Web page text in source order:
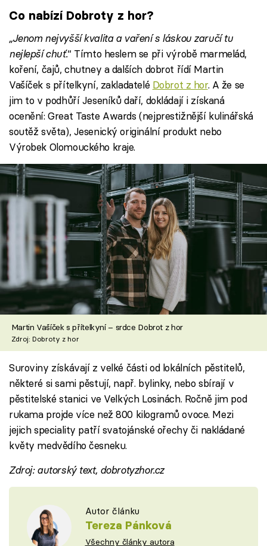
Co nabízí Dobroty z hor?
„Jenom nejvyšší kvalita a vaření s láskou zaručí tu
nejlepší chuť.“ Tímto heslem se při výrobě marmelád,
koření, čajů, chutney a dalších dobrot řídí Martin
Vašíček s přítelkyní, zakladatelé Dobrot z hor. A že se
jim to v podhůří Jeseníků daří, dokládají i získaná
ocenění: Great Taste Awards (nejprestižnější kulinářská
soutěž světa), Jesenický originální produkt nebo
Výrobek Olomouckého kraje.
Martin Vašíček s přítelkyní – srdce Dobrot z hor
Zdroj: Dobroty z hor
Suroviny získávají z velké části od lokálních pěstitelů,
některé si sami pěstují, např. bylinky, nebo sbírají v
pěstitelské stanici ve Velkých Losinách. Ročně jim pod
rukama projde více než 800 kilogramů ovoce. Mezi
jejich speciality patří svatojánské ořechy či nakládané
květy medvědího česneku.
Zdroj: autorský text, dobrotyzhor.cz
Autor článku
Tereza Pánková
Všechny články autora